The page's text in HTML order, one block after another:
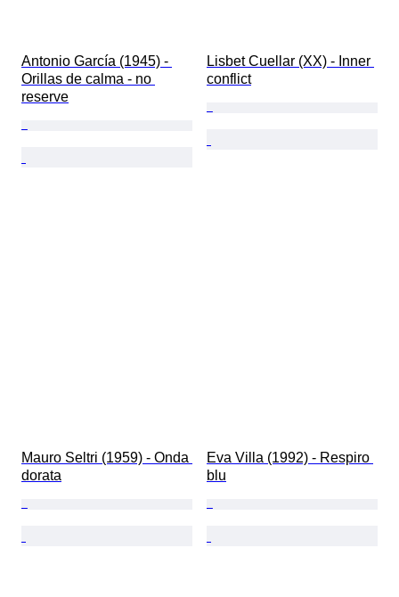
Antonio García (1945) -
Orillas de calma - no
reserve
Lisbet Cuellar (XX) - Inner
conflict
Mauro Seltri (1959) - Onda
dorata
Eva Villa (1992) - Respiro
blu